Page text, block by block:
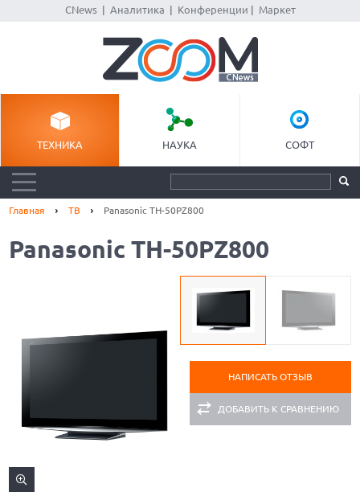
CNews| Аналитика Конференции Маркет
ТЕХНИКА НАУКА СОФТ
Главная ТВ Panasonic TH-50PZ800
Panasonic TH-50PZ800
НАПИСАТЬ ОТЗЫВ
ДОБАВИТЬ К СРАВНЕНИЮ